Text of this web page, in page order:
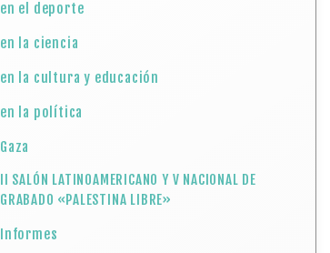
en el deporte
en la ciencia
en la cultura y educación
en la política
Gaza
II SALÓN LATINOAMERICANO Y V NACIONAL DE
GRABADO «PALESTINA LIBRE»
Informes